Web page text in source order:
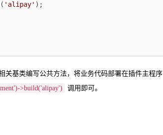
'alipay' );
关基类编写公共方法，将业务代码部署在插件主程序
>build('alipay') 调用即可。